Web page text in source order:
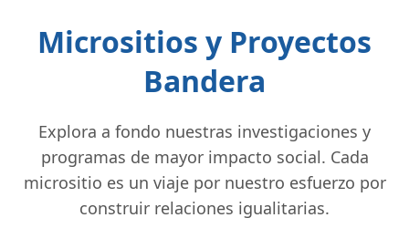
Micrositios y Proyectos
Bandera
Explora a fondo nuestras investigaciones y
programas de mayor impacto social. Cada
micrositio es un viaje por nuestro esfuerzo por
construir relaciones igualitarias.